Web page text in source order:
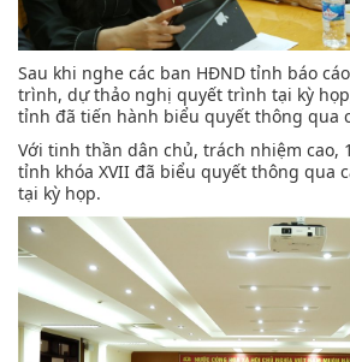
Sau khi nghe các ban HĐND tỉnh báo
trình, dự thảo nghị quyết trình tại kỳ
tỉnh đã tiến hành biểu quyết thông qua
Với tinh thần dân chủ, trách nhiệm cao,
tỉnh khóa XVII đã biểu quyết thông qua
tại kỳ họp.